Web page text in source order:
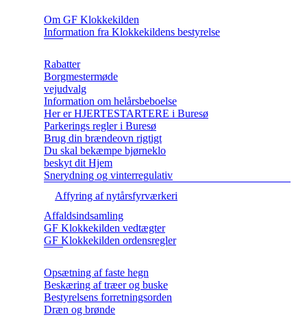
Om GF Klokkekilden
Information fra Klokkekildens bestyrelse
Rabatter
Borgmestermøde
vejudvalg
Information om helårsbeboelse
Her er HJERTESTARTERE i Buresø
Parkerings regler i Buresø
Brug din brændeovn rigtigt
Du skal bekæmpe bjørneklo
beskyt dit Hjem
Snerydning og vinterregulativ
Affyring af nytårsfyrværkeri
Affaldsindsamling
GF Klokkekilden vedtægter
GF Klokkekilden ordensregler
Opsætning af faste hegn
Beskæring af træer og buske
Bestyrelsens forretningsorden
Dræn og brønde